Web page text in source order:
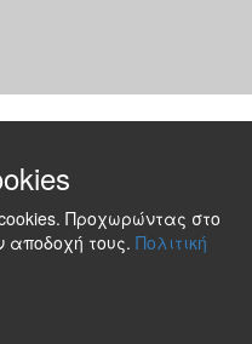
Προχωρώντας στο
αποδοχή τους. Πολιτική